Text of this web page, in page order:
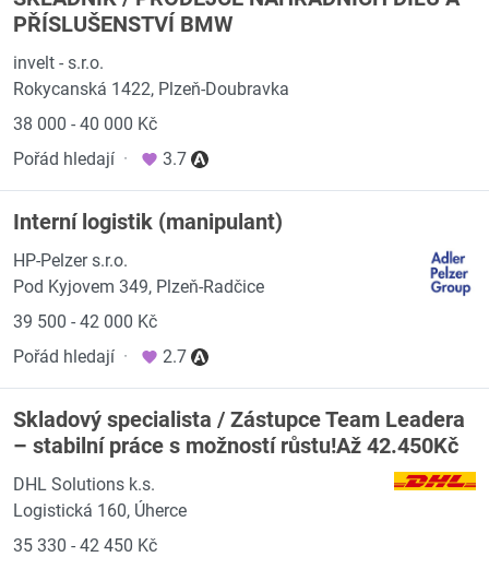
PŘÍSLUŠENSTVÍ BMW
invelt - s.r.o.
Rokycanská 1422, Plzeň-Doubravka
38 000 - 40 000 Kč
Pořád hledají · 3.7
Interní logistik (manipulant)
HP-Pelzer s.r.o.
Pod Kyjovem 349, Plzeň-Radčice
39 500 - 42 000 Kč
Pořád hledají · 2.7
Skladový specialista / Zástupce Team Leadera
– stabilní práce s možností růstu!Až 42.450Kč
DHL Solutions k.s.
Logistická 160, Úherce
35 330 - 42 450 Kč